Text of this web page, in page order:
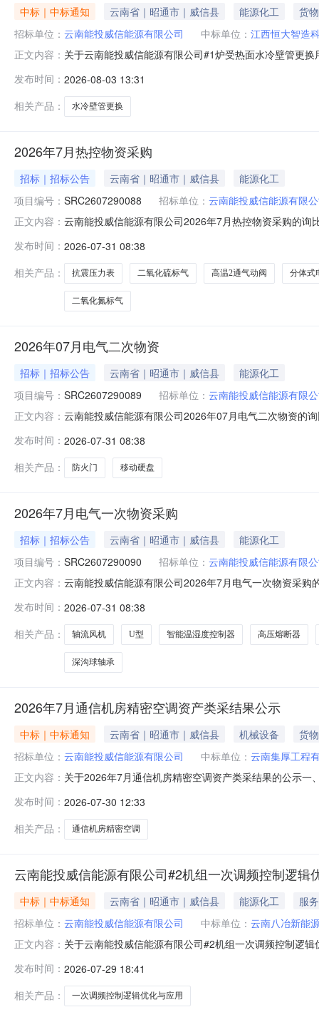
中标｜中标通知 云南省｜昭通市｜威信县 能源化工
货物
招标单位： 云南能投威信能源有限公司 中标单位： 江西恒大智造
正文内容： 关于云南能投威信能源有限公司#1炉受热面水冷壁管更
材料科技有限公司，报价：人民币1309200.00元（含税
馈，逾
发布时间： 2026-08-03 13:31
相关产品：
水冷壁管更换
2026年7月热控物资采购
招标｜招标公告 云南省｜昭通市｜威信县
能源化工
项目编号： SRC2607290088 招标单位： 云南能投威信能源有限
正文内容： 云南能投威信能源有限公司2026年7月热控物资采购的
数量品类备注ByItem热电阻WZP2-431_PT100/插入深
发布时间： 2026-07-31 08:38
相关产品：
抗震压力表 二氧化硫标气 高温2通气动阀 分体式
二氧化氮标气
2026年07月电气二次物资
招标｜招标公告 云南省｜昭通市｜威信县
能源化工
项目编号： SRC2607290089 招标单位： 云南能投威信能源有限
正文内容： 云南能投威信能源有限公司2026年07月电气二次物资的
数量品类备注ByItem移动硬盘SU7102T个2.00移动存储
发布时间： 2026-07-31 08:38
相关产品：
防火门 移动硬盘
2026年7月电气一次物资采购
招标｜招标公告 云南省｜昭通市｜威信县
能源化工
项目编号： SRC2607290090 招标单位： 云南能投威信能源有限
正文内容： 云南能投威信能源有限公司2026年7月电气一次物资采
量单位数量品类备注ByItem智能温湿度控制器KWS-
发布时间： 2026-07-31 08:38
相关产品：
轴流风机 U型 智能温湿度控制器 高压熔断器
深沟球轴承
2026年7月通信机房精密空调资产类采结果公示
中标｜中标通知 云南省｜昭通市｜威信县 机械设备
货物
招标单位： 云南能投威信能源有限公司 中标单位： 云南集厚工程
正文内容： 关于2026年7月通信机房精密空调资产类采结果的公示
160000.00元（含税）。三、公示时间：2026年7月30日
将不再
发布时间： 2026-07-30 12:33
相关产品：
通信机房精密空调
云南能投威信能源有限公司#2机组一次调频控制逻辑
中标｜中标通知 云南省｜昭通市｜威信县 能源化工
服务
招标单位： 云南能投威信能源有限公司 中标单位： 云南八冶新能
正文内容： 关于云南能投威信能源有限公司#2机组一次调频控制逻
价：人民币300000.00元（含税），综合评分：59.1分
间：
发布时间： 2026-07-29 18:41
相关产品：
一次调频控制逻辑优化与应用